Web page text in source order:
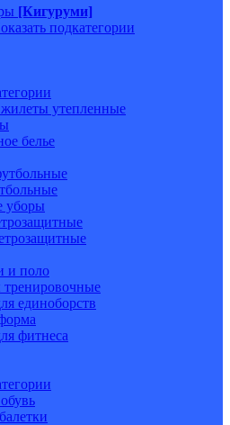
[Кигуруми]
подкатегории
утепленные
белье
уборы
и поло
единоборств
фитнеса